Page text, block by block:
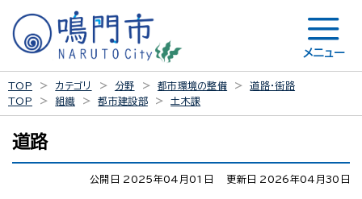
メニュー
TOP カテゴリ 分野 都市環境の整備
道路・街路
TOP
組織 都市建設部 土木課
道路
公開日 2025年04月01日 更新日 2026年04月30日